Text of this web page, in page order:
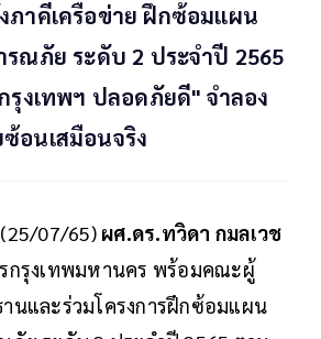
ภาคีเครือข่าย ฝึกซ้อมแผน
ณภัย ระดับ 2 ประจำปี 2565
รุงเทพฯ ปลอดภัยดี" จำลอง
อนเสมือนจริง
07/65) ผศ.ดร.ทวิดา กมลเวช
กรุงเทพมหานคร พร้อมคณะผู้
นและร่วมโครงการฝึกซ้อมแผน